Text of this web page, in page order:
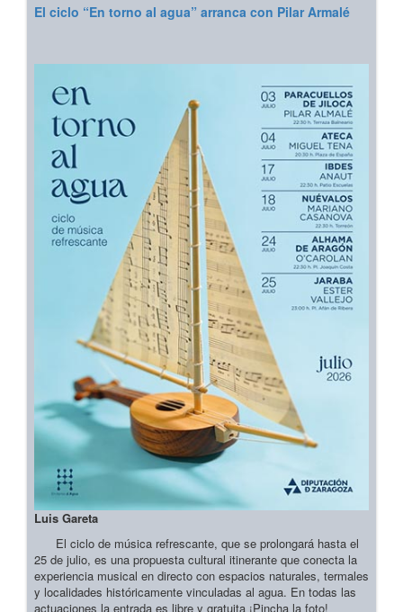
El ciclo “En torno al agua” arranca con Pilar Armalé
Luis Gareta
El ciclo de música refrescante, que se prolongará hasta el
25 de julio, es una propuesta cultural itinerante que conecta la
experiencia musical en directo con espacios naturales, termales
y localidades históricamente vinculadas al agua. En todas las
actuaciones la entrada es libre y gratuita ¡Pincha la foto!